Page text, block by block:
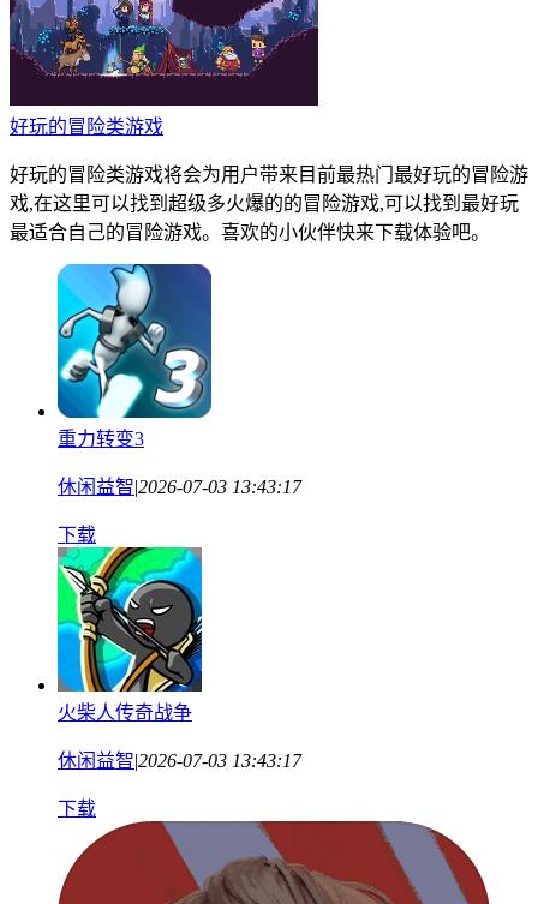
好玩的冒险类游戏
好玩的冒险类游戏将会为用户带来目前最热门最好玩的冒险游
戏,在这里可以找到超级多火爆的的冒险游戏,可以找到最好玩
最适合自己的冒险游戏。喜欢的小伙伴快来下载体验吧。
重力转变3
休闲益智|2026-07-03 13:43:17
下载
火柴人传奇战争
休闲益智|2026-07-03 13:43:17
下载